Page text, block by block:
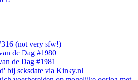
(not very sfw!)
de Dag #1980
de Dag #1981
bij seksdate via Kinky.nl